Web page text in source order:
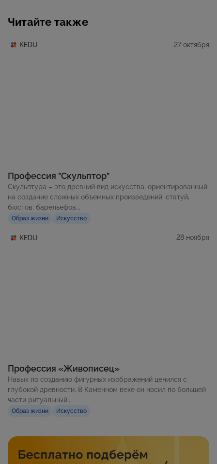
Читайте также
KEDU 27 октября
Профессия "Скульптор"
Скульптура – это древний вид искусства, ориентированный
на создание сложных объемных произведений: статуй,
бюстов, барельефов...
Образ жизни Искусство
KEDU 28 ноября
Профессия «Живописец»
Навык по созданию фигурных изображений ценился с
глубокой древности. В Каменном веке он носил по большей
части ритуальный...
Образ жизни Искусство